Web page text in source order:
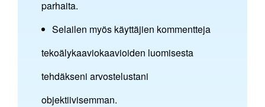
parhaita.
Selailen myös käyttäjien kommentteja
tekoälykaaviokaavioiden luomisesta
tehdäkseni arvostelustani
objektiivisemman.